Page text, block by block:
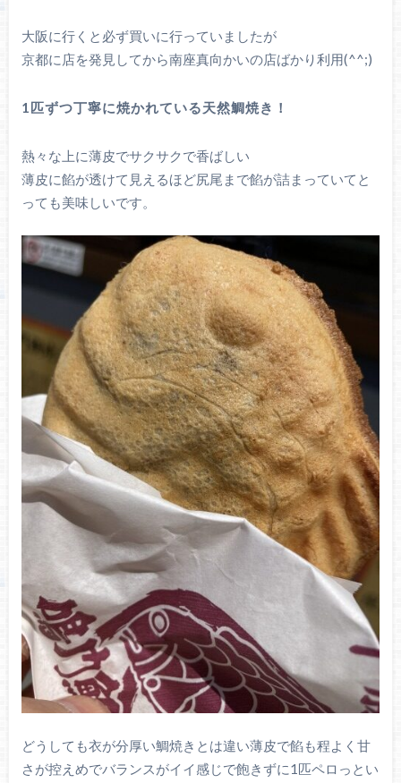
大阪に行くと必ず買いに行っていましたが
京都に店を発見してから南座真向かいの店ばかり利用(^^;)
1匹ずつ丁寧に焼かれている天然鯛焼き！
熱々な上に薄皮でサクサクで香ばしい
薄皮に餡が透けて見えるほど尻尾まで餡が詰まっていてと
っても美味しいです。
どうしても衣が分厚い鯛焼きとは違い薄皮で餡も程よく甘
さが控えめでバランスがイイ感じで飽きずに1匹ペロっとい